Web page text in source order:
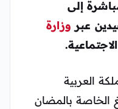
إلى
عبر وزارة
العربية
الخاصة بالمضان